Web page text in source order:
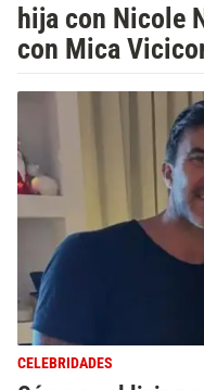
hija con Nicole
con Mica
CELEBRIDADES